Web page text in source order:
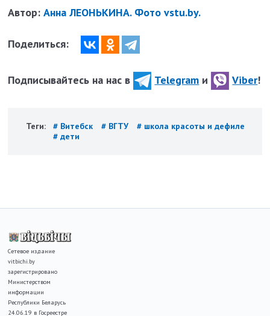
Автор:Анна ЛЕОНЬКИНА. Фото vstu.by.
Поделиться:
Подписывайтесь на нас в Telegram и Viber!
Теги: # Витебск # ВГТУ
# школа красоты и дефиле
# дети
Сетевое издание
vitbichi.by
зарегистрировано
Министерством
информации
Республики Беларусь
24.06.19 в Госреестре